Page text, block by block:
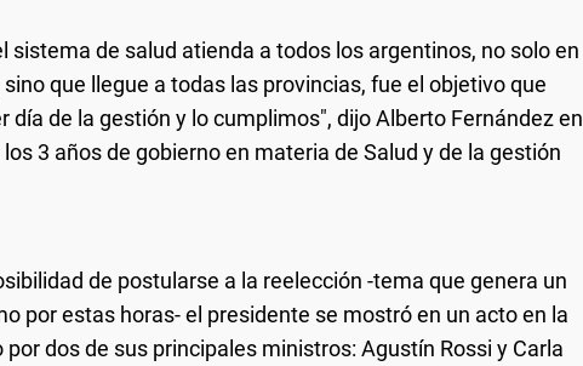
sistema de salud atienda a todos los argentinos, no solo en
que llegue a todas las provincias, fue el objetivo que
día de la gestión y lo cumplimos", dijo Alberto Fernández en
3 años de gobierno en materia de Salud y de la gestión
de postularse a la reelección -tema que genera un
por estas horas- el presidente se mostró en un acto en la
dos de sus principales ministros: Agustín Rossi y Carla